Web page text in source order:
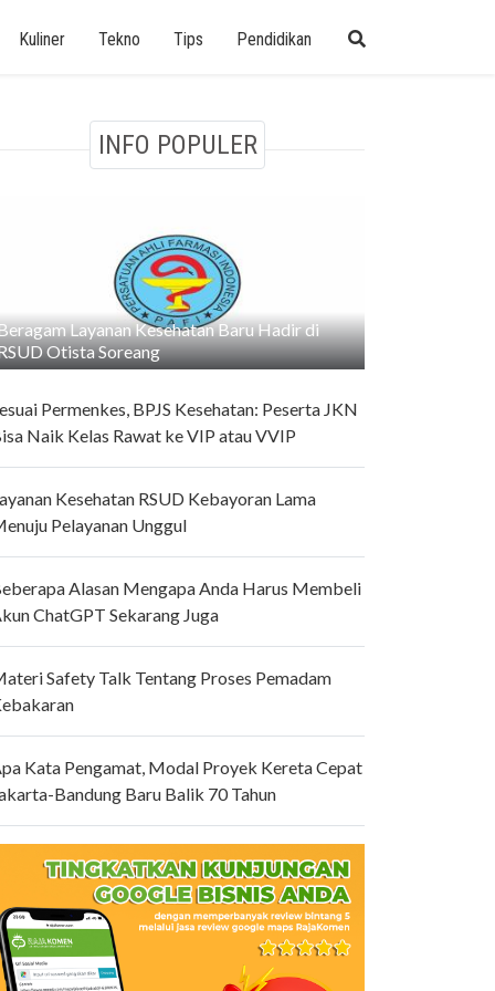
Kuliner Tekno Tips Pendidikan
INFO POPULER
Layanan Kesehatan Baru Hadir di
Otista Soreang
Permenkes, BPJS Kesehatan: Peserta JKN
Naik Kelas Rawat ke VIP atau VVIP
Kesehatan RSUD Kebayoran Lama
Pelayanan Unggul
Alasan Mengapa Anda Harus Membeli
ChatGPT Sekarang Juga
Safety Talk Tentang Proses Pemadam
Kata Pengamat, Modal Proyek Kereta Cepat
Bandung Baru Balik 70 Tahun